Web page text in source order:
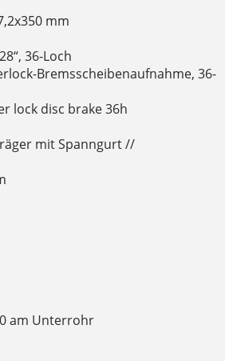
mm
36-Loch
Bremsscheibenaufnahme, 36-
lock disc brake 36h
mit Spanngurt //
am Unterrohr